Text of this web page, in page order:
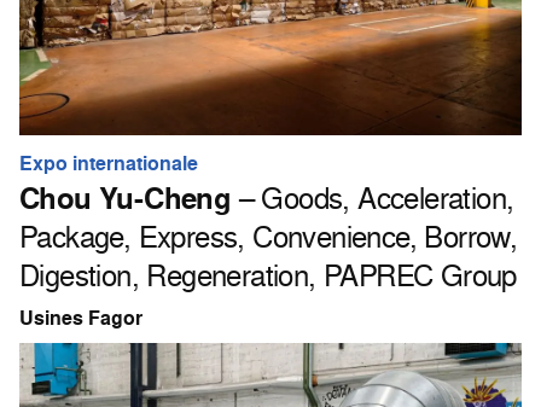
Expo internationale
Chou Yu-Cheng – Goods, Acceleration,
Package, Express, Convenience, Borrow,
Digestion, Regeneration, PAPREC Group
Usines Fagor